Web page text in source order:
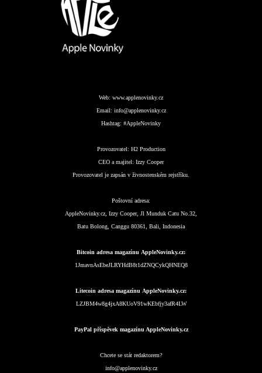
Web: www.applenovinky.cz
Email: info@applenovinky.cz
Hashtag: #AppleNovinky
Provozovatel: H2 Production
CEO a majitel: Izzy Cooper
Provozovatel je zapsán v živnostenském rejstříku.
Poštovní adresa:
AppleNovinky.cz, Izzy Cooper, Jl Munduk Catu No.32,
Batu Bolong, Canggu 80361, Bali, Indonesia
Bitcoin adresa magazínu AppleNovinky.cz:
1JmavnAsEbeJLRYHdB8t1dZNQCykQHNEQ8
Litecoin adresa magazínu AppleNovinky.cz:
LZJBM4w8g4jxA8KUoV91wKEbfjy3afR4LW
PayPal příspěvek magazínu AppleNovinky.cz
Chcete se stát redaktorem?
info@applenovinky.cz